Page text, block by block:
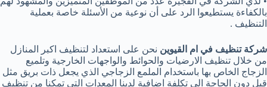
بالكفاءة يستطيعوا الرد على أن نوعية من الأسئلة خاصة بعملية
التنظيف .
شركة تنظيف في ام القيوين نحن على استعداد لتنظيف اكبر المنازل
من خلال تنظيف الارضيات والحوائط والواجهات الخارجية وتلميع
الزجاج الخاص بها باستخدام الملمع الزجاجي الذي يجعل ذات بريق مثل
قبل دون الحاجة الي تكلفة اضافية لدينا المعدات التي تمكنا من تنظيف